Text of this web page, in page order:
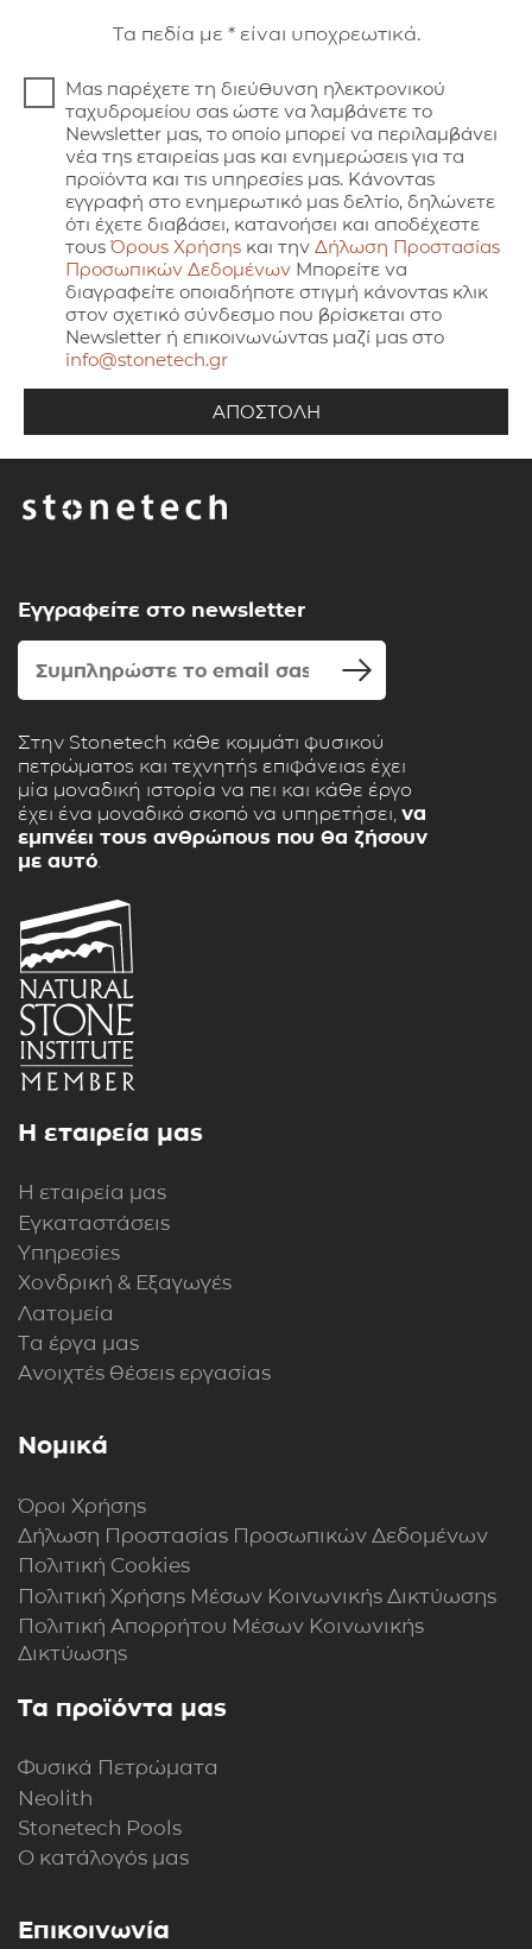
Τα πεδία με * είναι υποχρεωτικά.
Μας παρέχετε τη διεύθυνση ηλεκτρονικού
ταχυδρομείου σας ώστε να λαμβάνετε το
Newsletter μας, το οποίο μπορεί να περιλαμβάνει
νέα της εταιρείας μας και ενημερώσεις για τα
προϊόντα και τις υπηρεσίες μας. Κάνοντας
εγγραφή στο ενημερωτικό μας δελτίο, δηλώνετε
ότι έχετε διαβάσει, κατανοήσει και αποδέχεστε
τους Όρους Χρήσης και την Δήλωση Προστασίας
Προσωπικών Δεδομένων Μπορείτε να
διαγραφείτε οποιαδήποτε στιγμή κάνοντας κλικ
στον σχετικό σύνδεσμο που βρίσκεται στο
Newsletter ή επικοινωνώντας μαζί μας στο
info@stonetech.gr
Εγγραφείτε στο newsletter
Στην Stonetech κάθε κομμάτι φυσικού
πετρώματος και τεχνητής επιφάνειας έχει
μία μοναδική ιστορία να πει και κάθε έργο
έχει ένα μοναδικό σκοπό να υπηρετήσει, να
εμπνέει τους ανθρώπους που θα ζήσουν
με αυτό.
Η εταιρεία μας
Η εταιρεία μας
Εγκαταστάσεις
Υπηρεσίες
Χονδρική & Εξαγωγές
Λατομεία
Τα έργα μας
Ανοιχτές θέσεις εργασίας
Νομικά
Όροι Χρήσης
Δήλωση Προστασίας Προσωπικών Δεδομένων
Πολιτική Cookies
Πολιτική Xρήσης Mέσων Kοινωνικής Δικτύωσης
Πολιτική Απορρήτου Μέσων Κοινωνικής
Δικτύωσης
Τα προϊόντα μας
Φυσικά Πετρώματα
Neolith
Stonetech Pools
Ο κατάλογός μας
Επικοινωνία